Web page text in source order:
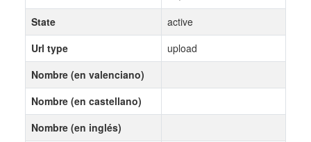
State
active
Url type
upload
Nombre (en valenciano)
Nombre (en castellano)
Nombre (en inglés)